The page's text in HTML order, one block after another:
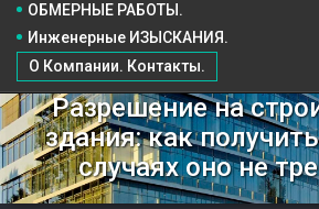
ОБМЕРНЫЕ РАБОТЫ.
Инженерные ИЗЫСКАНИЯ.
О Компании. Контакты.
Разрешение на
здания: как
случаях оно не